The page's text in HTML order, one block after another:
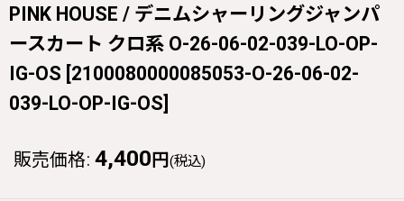
PINK HOUSE / デニムシャーリングジャンパ
ースカート クロ系 O-26-06-02-039-LO-OP-
IG-OS [2100080000085053-O-26-06-02-
039-LO-OP-IG-OS]
販売価格: 4,400 円 (税込)